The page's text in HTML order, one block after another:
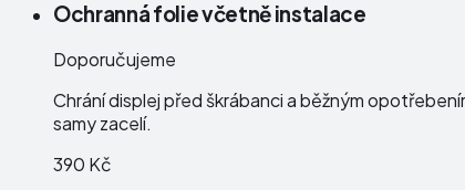
Ochranná folie včetně instalace
Doporučujeme
Chrání displej před škrábanci a běžným
samy zacelí.
390 Kč